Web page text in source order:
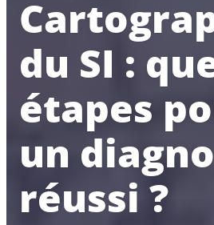
du SI :
étapes
un
réussi ?